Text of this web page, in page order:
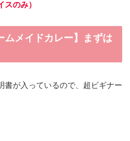
のみ）
ムメイドカレー】まずは
書が入っているので、超ビギナー